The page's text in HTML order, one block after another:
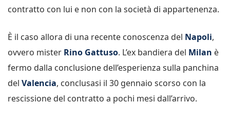
contratto con lui e non con la società di appartenenza.
È il caso allora di una recente conoscenza del Napoli,
ovvero mister Rino Gattuso. L’ex bandiera del Milan è
fermo dalla conclusione dell’esperienza sulla panchina
del Valencia, conclusasi il 30 gennaio scorso con la
rescissione del contratto a pochi mesi dall’arrivo.